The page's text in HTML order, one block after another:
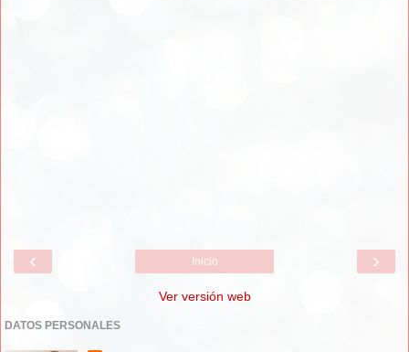
‹ ›
Inicio
Ver versión web
DATOS PERSONALES